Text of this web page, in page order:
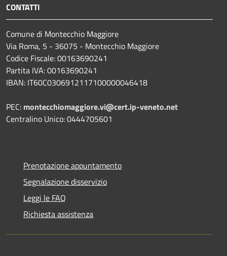
CONTATTI
Comune di Montecchio Maggiore
Via Roma, 5 - 36075 - Montecchio Maggiore
Codice Fiscale: 00163690241
Partita IVA: 00163690241
IBAN: IT60C0306912117100000046418
PEC: montecchiomaggiore.vi@cert.ip-veneto.net
Centralino Unico: 0444705601
Prenotazione appuntamento
Segnalazione disservizio
Leggi le FAQ
Richiesta assistenza